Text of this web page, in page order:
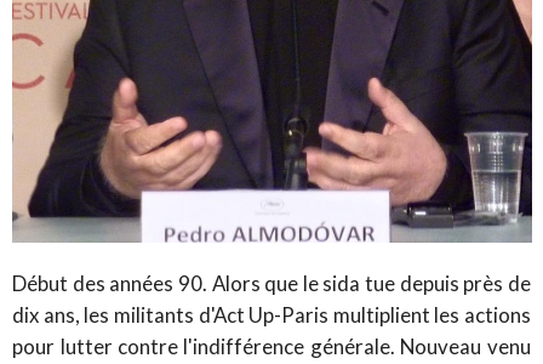
Début des années 90. Alors que le sida tue depuis près de
dix ans, les militants d'Act Up-Paris multiplient les actions
pour lutter contre l'indifférence générale. Nouveau venu